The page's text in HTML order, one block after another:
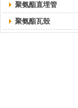
聚氨酯直埋管
聚氨酯瓦殼